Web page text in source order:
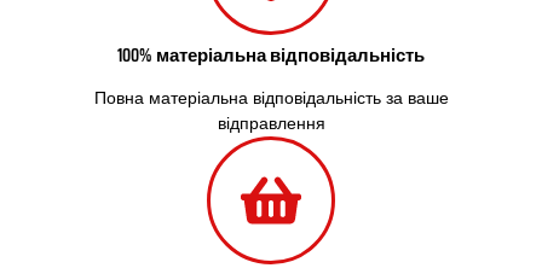
100% матеріальна відповідальність
Повна матеріальна відповідальність за ваше
відправлення
Трускавець
Тульчин